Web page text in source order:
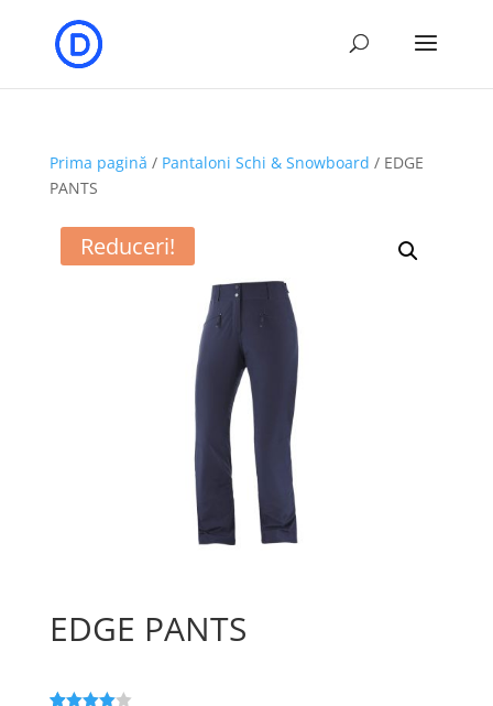
Prima pagină / Pantaloni Schi & Snowboard / EDGE
PANTS
Reduceri!
EDGE PANTS